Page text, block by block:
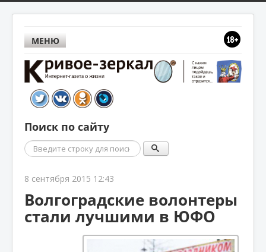
МЕНЮ
Поиск по сайту
Поиск
8 сентября 2015 12:43
Волгоградские волонтеры
стали лучшими в ЮФО